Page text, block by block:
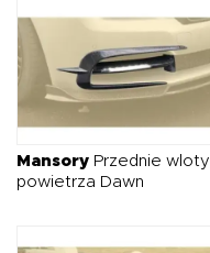
Mansory Przednie wloty
powietrza Dawn